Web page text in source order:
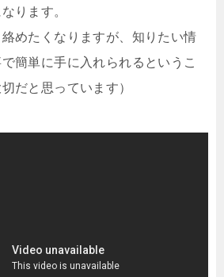
ります。
絡めたくなりますが、知りたい情
簡単に手に入れられるというこ
だと思っています）